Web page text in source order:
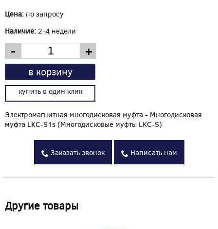
Цена: по запросу
Наличие: 2-4 недели
- +
в корзину
купить в один клик
Электромагнитная многодисковая муфта - Многодисковая
муфта LKC-S1s (Многодисковые муфты LKC-S)
Заказать звонок Написать нам
Другие товары